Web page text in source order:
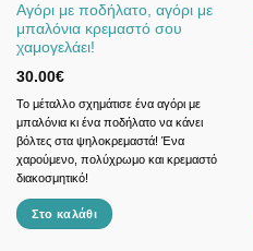
Αγόρι με ποδήλατο, αγόρι με
μπαλόνια κρεμαστό σου
χαμογελάει!
30.00€
Το μέταλλο σχημάτισε ένα αγόρι με
μπαλόνια κι ένα ποδήλατο να κάνει
βόλτες στα ψηλοκρεμαστά! Ένα
χαρούμενο, πολύχρωμο και κρεμαστό
διακοσμητικό!
Στο καλάθι